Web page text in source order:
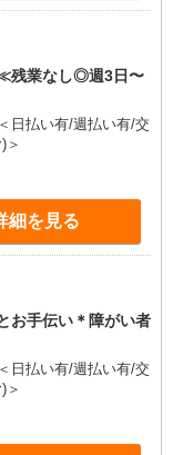
残業なし◎週3日〜
日払い有/週払い有/交
＞
細を見る
お手伝い＊障がい者
日払い有/週払い有/交
＞